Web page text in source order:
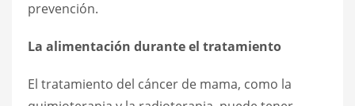
prevención.
La alimentación durante el tratamiento
El tratamiento del cáncer de mama, como la